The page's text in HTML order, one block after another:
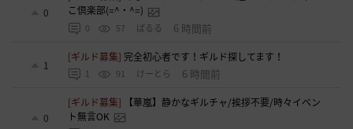
0
こ倶楽部(=^・^=)
0 57 ぱるる 6 時間前
1
[ギルド募集] 完全初心者です！ギルド探してます！
1 91 けーとら 6 時間前
0
[ギルド募集]
【華嵐】静かなギルチャ/挨拶不要/時々イベン
ト無言OK